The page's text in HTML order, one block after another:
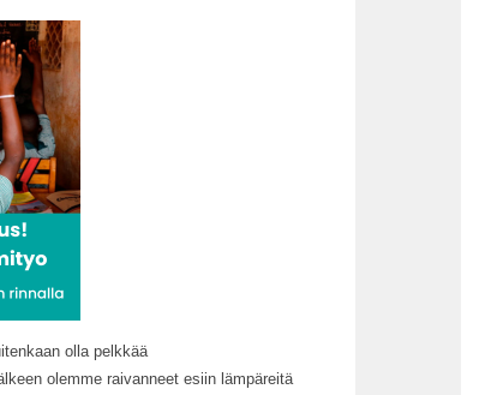
olla pelkkää
olemme raivanneet esiin lämpäreitä